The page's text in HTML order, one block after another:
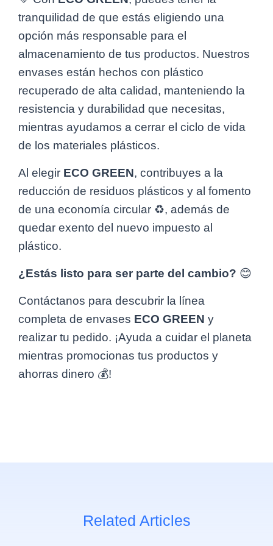
tranquilidad de que estás eligiendo una
opción más responsable para el
almacenamiento de tus productos. Nuestros
envases están hechos con plástico
recuperado de alta calidad, manteniendo la
resistencia y durabilidad que necesitas,
mientras ayudamos a cerrar el ciclo de vida
de los materiales plásticos.
Al elegir ECO GREEN, contribuyes a la
reducción de residuos plásticos y al fomento
de una economía circular ♻️, además de
quedar exento del nuevo impuesto al
plástico.
¿Estás listo para ser parte del cambio? 😊
Contáctanos para descubrir la línea
completa de envases ECO GREEN y
realizar tu pedido. ¡Ayuda a cuidar el planeta
mientras promocionas tus productos y
ahorras dinero 💰!
Related Articles